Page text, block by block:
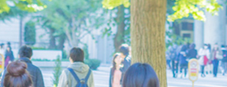
在学生の1日 動画
仏教学科Navi 地域
キャンパスカレンダー クラブ・サークル活
キャンパス見学 オープ
募集人員
いて 入試Q&A
還について 入学手続について